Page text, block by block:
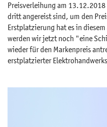
Preisverleihung am
dritt angereist sind, um den
Erstplatzierung hat es in
werden wir jetzt noch "eine
wieder für den Markenpreis
erstplatzierter